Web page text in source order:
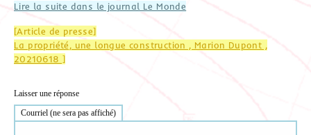
Lire la suite dans le journal Le Monde
[Article de presse]
La propriété, une longue construction , Marion Dupont ,
20210618 ]
Laisser une réponse
Courriel (ne sera pas affiché)